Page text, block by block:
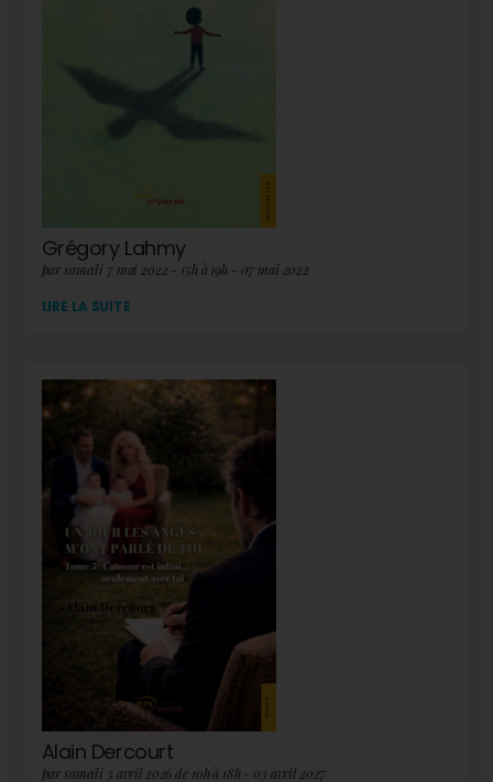
Grégory Lahmy
par samedi 7 mai 2022 - 15h à 19h - 07 mai 2022
LIRE LA SUITE
Alain Dercourt
par samedi 3 avril 2026 de 10h à 18h - 03 avril 2027